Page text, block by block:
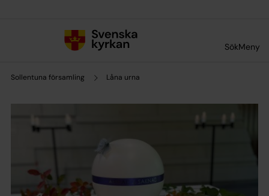
SökMeny
Sollentuna församling Låna urna